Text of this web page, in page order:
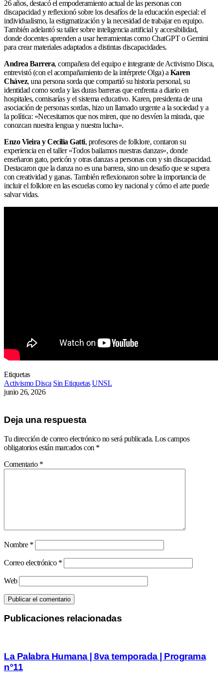
26 años, destacó el empoderamiento actual de las personas con
discapacidad y reflexionó sobre los desafíos de la educación especial: el
individualismo, la estigmatización y la necesidad de trabajar en equipo.
También adelantó su taller sobre inteligencia artificial y accesibilidad,
donde docentes aprenden a usar herramientas como ChatGPT o Gemini
para crear materiales adaptados a distintas discapacidades.
Andrea Barrera, compañera del equipo e integrante de Activismo Disca,
entrevistó (con el acompañamiento de la intérprete Olga) a Karen
Chávez, una persona sorda que compartió su historia personal, su
identidad como sorda y las duras barreras que enfrenta a diario en
hospitales, comisarías y el sistema educativo. Karen, presidenta de una
asociación de personas sordas, hizo un llamado urgente a la sociedad y a
la política: «Necesitamos que nos miren, que no desvíen la mirada, que
conozcan nuestra lengua y nuestra lucha».
Enzo Vieira y Cecilia Gatti, profesores de folklore, contaron su
experiencia en el taller «Todos bailamos nuestras danzas», donde
enseñaron gato, pericón y otras danzas a personas con y sin discapacidad.
Destacaron que la danza no es una barrera, sino un desafío que se supera
con creatividad y ganas. También reflexionaron sobre la importancia de
incluir el folklore en las escuelas como ley nacional y cómo el arte puede
salvar vidas.
Etiquetas
Activismo Disca Sin Etiquetas UNSL
junio 26, 2026
Deja una respuesta
Tu dirección de correo electrónico no será publicada. Los campos
obligatorios están marcados con *
Comentario *
Nombre *
Correo electrónico *
Web
Publicaciones relacionadas
La Palabra Humana | 8va temporada | Programa
n°11